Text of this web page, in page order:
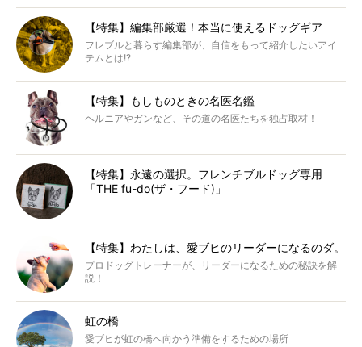
【特集】編集部厳選！本当に使えるドッグギア
フレブルと暮らす編集部が、自信をもって紹介したいアイ
テムとは!?
【特集】もしものときの名医名鑑
ヘルニアやガンなど、その道の名医たちを独占取材！
【特集】永遠の選択。フレンチブルドッグ専用
「THE fu-do(ザ・フード)」
【特集】わたしは、愛ブヒのリーダーになるのダ。
プロドッグトレーナーが、リーダーになるための秘訣を解
説！
虹の橋
愛ブヒが虹の橋へ向かう準備をするための場所